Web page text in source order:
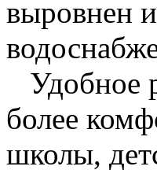
выровнен
Удобное
более
школы,